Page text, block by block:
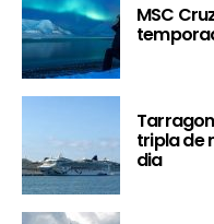
MSC
tripla de
dia